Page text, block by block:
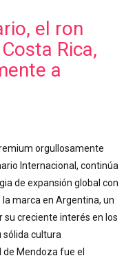
el ron
Rica,
a
orgullosamente
Internacional, continúa
de expansión global con
marca en Argentina, un
creciente interés en los
sólida cultura
Mendoza fue el